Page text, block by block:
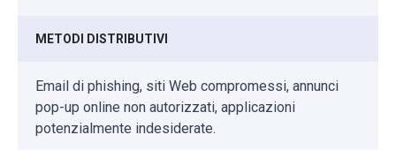
METODI DISTRIBUTIVI
Email di phishing, siti Web compromessi, annunci
pop-up online non autorizzati, applicazioni
potenzialmente indesiderate.